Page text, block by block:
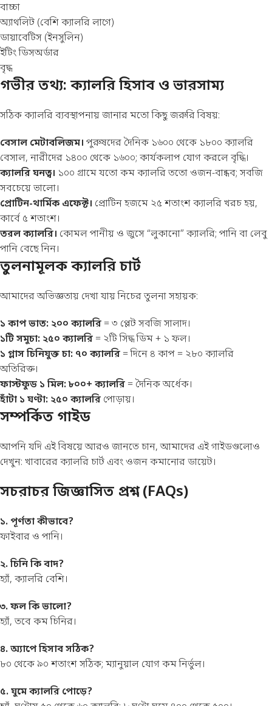
বাচ্চা
অ্যাথলিট (বেশি ক্যালরি লাগে)
ডায়াবেটিস (ইনসুলিন)
ইটিং ডিসঅর্ডার
বৃদ্ধ
গভীর তথ্য: ক্যালরি হিসাব ও ভারসাম্য
সঠিক ক্যালরি ব্যবস্থাপনায় জানার মতো কিছু জরুরি বিষয়:
বেসাল মেটাবলিজম। পুরুষদের দৈনিক ১৬০০ থেকে ১৮০০ ক্যালরি
বেসাল, নারীদের ১৪০০ থেকে ১৬০০; কার্যকলাপ যোগ করলে বৃদ্ধি।
ক্যালরি ঘনত্ব। ১০০ গ্রামে যতো কম ক্যালরি ততো ওজন-বান্ধব; সবজি
সবচেয়ে ভালো।
প্রোটিন-থার্মিক এফেক্ট। প্রোটিন হজমে ২৫ শতাংশ ক্যালরি খরচ হয়,
কার্বে ৫ শতাংশ।
তরল ক্যালরি। কোমল পানীয় ও জুসে “লুকানো” ক্যালরি; পানি বা লেবু
পানি বেছে নিন।
তুলনামূলক ক্যালরি চার্ট
আমাদের অভিজ্ঞতায় দেখা যায় নিচের তুলনা সহায়ক:
১ কাপ ভাত: ২০০ ক্যালরি = ৩ প্লেট সবজি সালাদ।
১টি সমুচা: ২৫০ ক্যালরি = ২টি সিদ্ধ ডিম + ১ ফল।
১ গ্লাস চিনিযুক্ত চা: ৭০ ক্যালরি = দিনে ৪ কাপ = ২৮০ ক্যালরি
অতিরিক্ত।
ফাস্টফুড ১ মিল: ৮০০+ ক্যালরি = দৈনিক অর্ধেক।
হাঁটা ১ ঘণ্টা: ২৫০ ক্যালরি পোড়ায়।
সম্পর্কিত গাইড
আপনি যদি এই বিষয়ে আরও জানতে চান, আমাদের এই গাইডগুলোও
দেখুন: খাবারের ক্যালরি চার্ট এবংওজন কমানোর ডায়েট।
সচরাচর জিজ্ঞাসিত প্রশ্ন (FAQs)
১. পূর্ণতা কীভাবে?
ফাইবার ও পানি।
২. চিনি কি বাদ?
হ্যাঁ, ক্যালরি বেশি।
৩. ফল কি ভালো?
হ্যাঁ, তবে কম চিনির।
৪. অ্যাপে হিসাব সঠিক?
৮০ থেকে ৯০ শতাংশ সঠিক; ম্যানুয়াল যোগ কম নির্ভুল।
৫. ঘুমে ক্যালরি পোড়ে?